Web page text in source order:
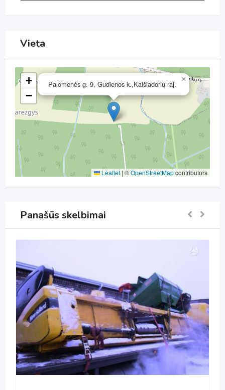
Vieta
Palomenės g. 9, Gudienos k.,Kaišiadorių raj.
×
+
−
Leaflet | ©OpenStreetMapcontributors
Panašūs skelbimai